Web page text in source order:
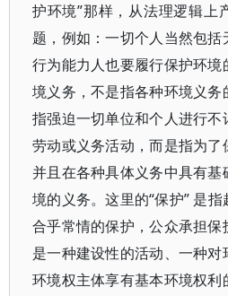
护环境”那样，从法理逻辑上
题，例如：一切个人当然包
行为能力人也要履行保护环
境义务，不是指各种环境义
指强迫一切单位和个人进行
劳动或义务活动，而是指为
并且在各种具体义务中具有
境的义务。这里的“保护” 是指
合乎常情的保护，公众承担保
是一种建设性的活动、一种
环境权主体享有基本环境权